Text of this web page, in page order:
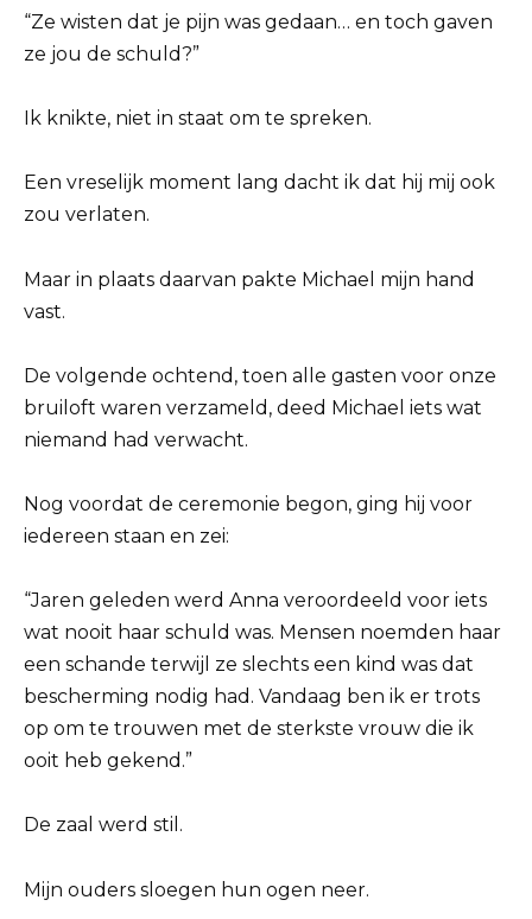
“Ze wisten dat je pijn was gedaan… en toch gaven
ze jou de schuld?”
Ik knikte, niet in staat om te spreken.
Een vreselijk moment lang dacht ik dat hij mij ook
zou verlaten.
Maar in plaats daarvan pakte Michael mijn hand
vast.
De volgende ochtend, toen alle gasten voor onze
bruiloft waren verzameld, deed Michael iets wat
niemand had verwacht.
Nog voordat de ceremonie begon, ging hij voor
iedereen staan en zei:
“Jaren geleden werd Anna veroordeeld voor iets
wat nooit haar schuld was. Mensen noemden haar
een schande terwijl ze slechts een kind was dat
bescherming nodig had. Vandaag ben ik er trots
op om te trouwen met de sterkste vrouw die ik
ooit heb gekend.”
De zaal werd stil.
Mijn ouders sloegen hun ogen neer.